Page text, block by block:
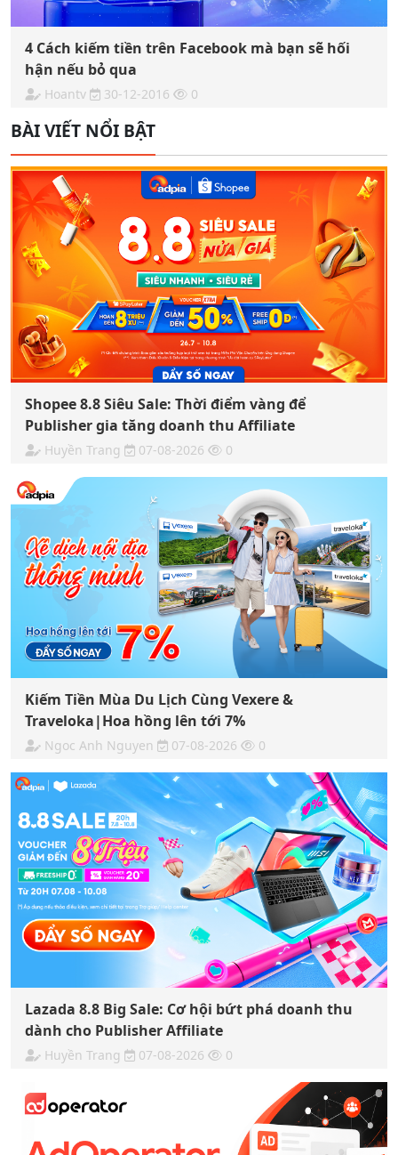
4 Cách kiếm tiền trên Facebook mà bạn sẽ hối
hận nếu bỏ qua
Hoantv 30-12-2016 0
BÀI VIẾT NỔI BẬT
Shopee 8.8 Siêu Sale: Thời điểm vàng để
Publisher gia tăng doanh thu Affiliate
Huyền Trang 07-08-2026 0
Kiếm Tiền Mùa Du Lịch Cùng Vexere &
Traveloka|Hoa hồng lên tới 7%
Ngoc Anh Nguyen 07-08-2026 0
Lazada 8.8 Big Sale: Cơ hội bứt phá doanh thu
dành cho Publisher Affiliate
Huyền Trang 07-08-2026 0